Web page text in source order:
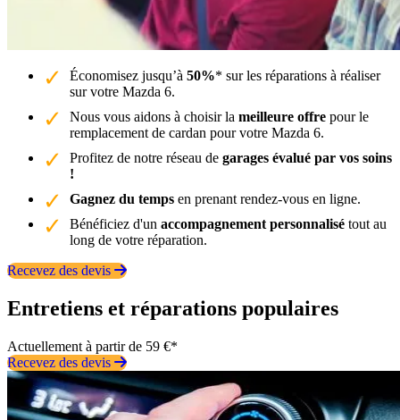
Économisez jusqu’à 50%* sur les réparations à réaliser
sur votre Mazda 6.
Nous vous aidons à choisir la meilleure offre pour le
remplacement de cardan pour votre Mazda 6.
Profitez de notre réseau de garages évalué par vos soins
!
Gagnez du temps en prenant rendez-vous en ligne.
Bénéficiez d'un accompagnement personnalisé tout au
long de votre réparation.
Recevez des devis
Entretiens et réparations populaires
Actuellement à partir de 59 €*
Recevez des devis